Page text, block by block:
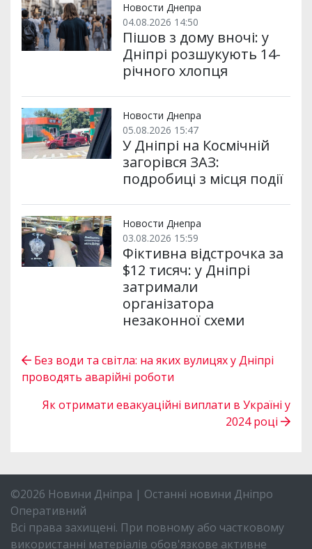
Новости Днепра
04.08.2026 14:50
Пішов з дому вночі: у
Дніпрі розшукують 14-
річного хлопця
Новости Днепра
05.08.2026 15:47
У Дніпрі на Космічній
загорівся ЗАЗ:
подробиці з місця події
Новости Днепра
03.08.2026 15:59
Фіктивна відстрочка за
$12 тисяч: у Дніпрі
затримали
організатора
незаконної схеми
Без води та світла: на яких вулицях у Дніпрі
проводять аварійні роботи
Як отримати евакуаційні виплати в Україні у
2024 році
©2026 Новини Дніпра | Останні новини Дніпро
Оперативний
Всі права захищені. При повному або частковому
використанні матеріалів обов'язкове активне